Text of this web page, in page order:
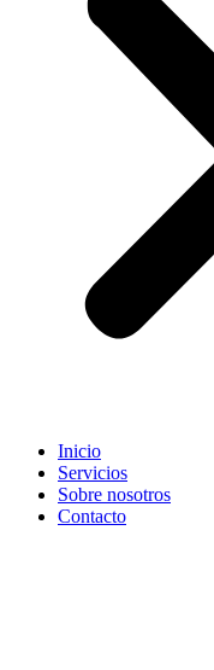
Inicio
Servicios
Sobre nosotros
Contacto